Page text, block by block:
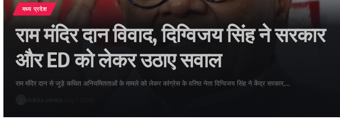
मध्य प्रदेश
राम मंदिर दान विवाद, दिग्विजय सिंह ने सरकार
और ED को लेकर उठाए सवाल
राम मंदिर दान से जुड़े कथित अनियमितताओं के मामले को लेकर कांग्रेस के वरिष्ठ नेता दिग्विजय सिंह ने केंद्र सरकार,…